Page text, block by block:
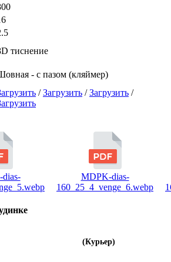
тиснение
- с пазом (кляймер)
/Загрузить /Загрузить /
MDPK-dias-
160_25_4_venge_6.webp
(Курьер)